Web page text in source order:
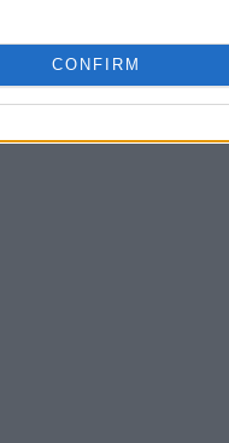
CONFIRM
luoghi. Questo
rendendo
di arte
e vita